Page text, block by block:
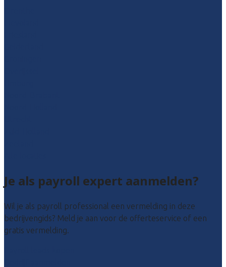
Je als payroll expert aanmelden?
Wil je als payroll professional een vermelding in deze
bedrijvengids? Meld je aan voor de offerteservice of een
gratis vermelding.